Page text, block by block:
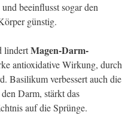
beeinflusst sogar den
günstig.
lindertMagen-Darm-
antioxidative Wirkung, durch
Basilikum verbessert auch die
Darm, stärkt das
auf die Sprünge.